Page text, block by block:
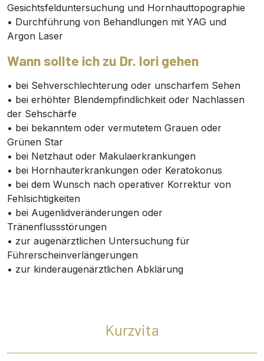
Gesichtsfelduntersuchung und Hornhauttopographie
• Durchführung von Behandlungen mit YAG und
Argon Laser
Wann sollte ich zu Dr. Iori gehen
• bei Sehverschlechterung oder unscharfem Sehen
• bei erhöhter Blendempfindlichkeit oder Nachlassen
der Sehschärfe
• bei bekanntem oder vermutetem Grauen oder
Grünen Star
• bei Netzhaut oder Makulaerkrankungen
• bei Hornhauterkrankungen oder Keratokonus
• bei dem Wunsch nach operativer Korrektur von
Fehlsichtigkeiten
• bei Augenlidveränderungen oder
Tränenflussstörungen
• zur augenärztlichen Untersuchung für
Führerscheinverlängerungen
• zur kinderaugenärztlichen Abklärung
Kurzvita